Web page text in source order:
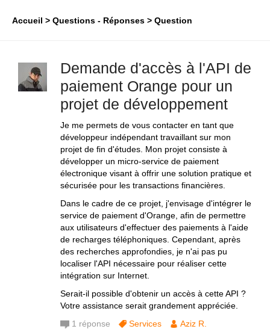
Accueil Questions - Réponses Question
Demande d'accès à l'API de
paiement Orange pour un
projet de développement
Je me permets de vous contacter en tant que
développeur indépendant travaillant sur mon
projet de fin d'études. Mon projet consiste à
développer un micro-service de paiement
électronique visant à offrir une solution pratique et
sécurisée pour les transactions financières.
Dans le cadre de ce projet, j'envisage d'intégrer le
service de paiement d'Orange, afin de permettre
aux utilisateurs d'effectuer des paiements à l'aide
de recharges téléphoniques. Cependant, après
des recherches approfondies, je n'ai pas pu
localiser l'API nécessaire pour réaliser cette
intégration sur Internet.
Serait-il possible d'obtenir un accès à cette API ?
Votre assistance serait grandement appréciée.
1 réponse Services
Aziz R.